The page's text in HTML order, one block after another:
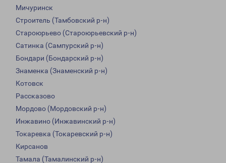
Мичуринск
Строитель (Тамбовский р-н)
Староюрьево (Староюрьевский р-н)
Сатинка (Сампурский р-н)
Бондари (Бондарский р-н)
Знаменка (Знаменский р-н)
Котовск
Рассказово
Мордово (Мордовский р-н)
Инжавино (Инжавинский р-н)
Токаревка (Токаревский р-н)
Кирсанов
Тамала (Тамалинский р-н)